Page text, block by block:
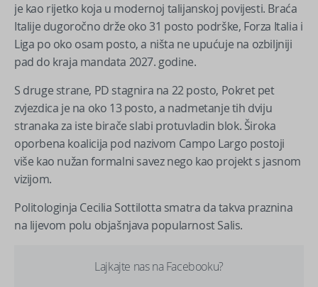
je kao rijetko koja u modernoj talijanskoj povijesti. Braća
Italije dugoročno drže oko 31 posto podrške, Forza Italia i
Liga po oko osam posto, a ništa ne upućuje na ozbiljniji
pad do kraja mandata 2027. godine.
S druge strane, PD stagnira na 22 posto, Pokret pet
zvjezdica je na oko 13 posto, a nadmetanje tih dviju
stranaka za iste birače slabi protuvladin blok. Široka
oporbena koalicija pod nazivom Campo Largo postoji
više kao nužan formalni savez nego kao projekt s jasnom
vizijom.
Politologinja Cecilia Sottilotta smatra da takva praznina
na lijevom polu objašnjava popularnost Salis.
Lajkajte nas na Facebooku?